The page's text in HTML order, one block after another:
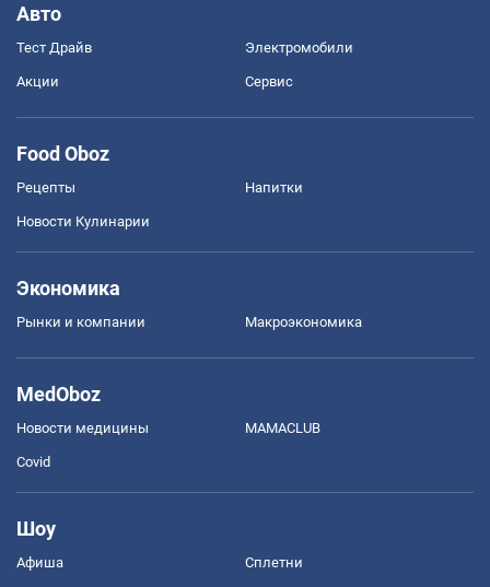
Авто
Тест Драйв Электромобили
Акции Сервис
Food Oboz
Рецепты Напитки
Новости Кулинарии
Экономика
Рынки и компании Mакроэкономика
MedOboz
Новости медицины MAMACLUB
Covid
Шоу
Афиша Сплетни